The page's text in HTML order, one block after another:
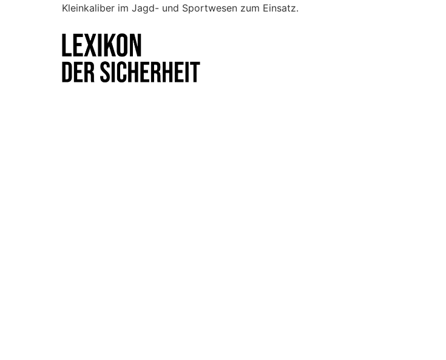
Kleinkaliber im Jagd- und Sportwesen zum Einsatz.